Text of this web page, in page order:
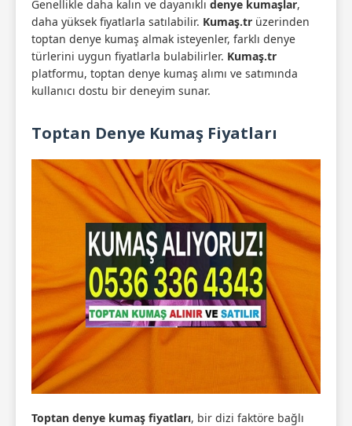
Genellikle daha kalın ve dayanıklı denye kumaşlar,
daha yüksek fiyatlarla satılabilir. Kumaş.tr üzerinden
toptan denye kumaş almak isteyenler, farklı denye
türlerini uygun fiyatlarla bulabilirler. Kumaş.tr
platformu, toptan denye kumaş alımı ve satımında
kullanıcı dostu bir deneyim sunar.
Toptan Denye Kumaş Fiyatları
Toptan denye kumaş fiyatları, bir dizi faktöre bağlı